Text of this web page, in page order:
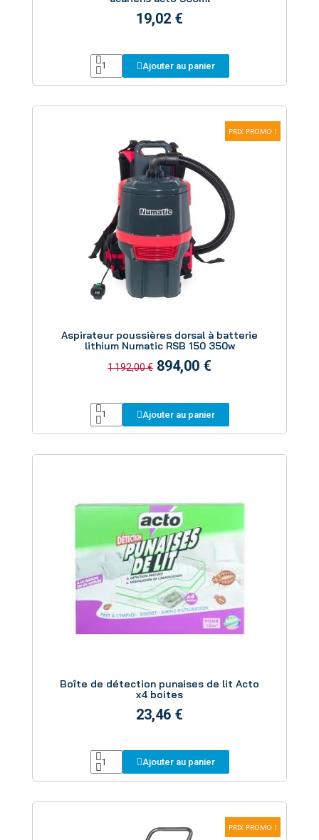
19,02 €
Ajouter au panier
PRIX PROMO !
Aspirateur poussières dorsal à batterie
lithium Numatic RSB 150 350w
1 192,00 € 894,00 €
Ajouter au panier
Boîte de détection punaises de lit Acto
x4 boites
23,46 €
Ajouter au panier
PRIX PROMO !